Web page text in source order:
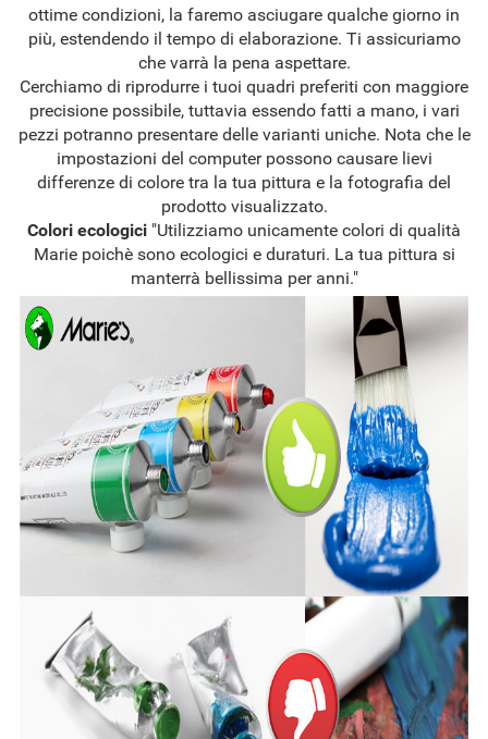
ottime condizioni, la faremo asciugare qualche giorno in
più, estendendo il tempo di elaborazione. Ti assicuriamo
che varrà la pena aspettare.
Cerchiamo di riprodurre i tuoi quadri preferiti con maggiore
precisione possibile, tuttavia essendo fatti a mano, i vari
pezzi potranno presentare delle varianti uniche. Nota che le
impostazioni del computer possono causare lievi
differenze di colore tra la tua pittura e la fotografia del
prodotto visualizzato.
Colori ecologici "Utilizziamo unicamente colori di qualità
Marie poichè sono ecologici e duraturi. La tua pittura si
manterrà bellissima per anni."